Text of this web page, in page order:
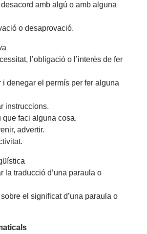
amb algú o amb alguna
o desaprovació.
l’obligació o l’interès de fer
i denegar el permís per fer alguna
instruccions.
que faci alguna cosa.
advertir.
la traducció d’una paraula o
el significat d’una paraula o